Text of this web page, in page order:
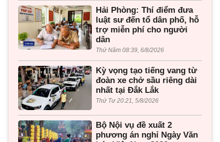
Hải Phòng: Thí điểm đưa
luật sư đến tổ dân phố, hỗ
trợ miễn phí cho người
dân
Thứ Năm 08:39, 6/8/2026
Kỳ vọng tạo tiếng vang từ
đoàn xe chở sầu riêng dài
nhất tại Đắk Lắk
Thứ Tư 20:21, 5/8/2026
Bộ Nội vụ đề xuất 2
phương án nghỉ Ngày Văn